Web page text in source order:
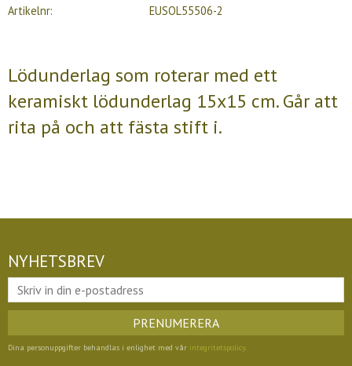
Artikelnr
EUSOL55506-2
Lödunderlag som roterar med ett
keramiskt lödunderlag 15x15 cm. Går att
rita på och att fästa stift i.
NYHETSBREV
PRENUMERERA
Dina personuppgifter behandlas i enlighet med vår integritetspolicy.